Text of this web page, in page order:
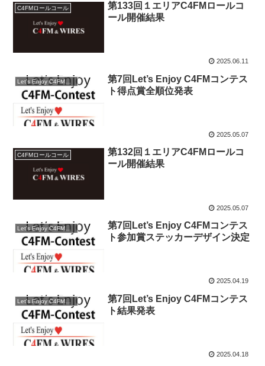
C4FMロールコール
第133回１エリアC4FMロールコ
ール開催結果
2025.06.11
Let’s Enjoy C4FMコンテスト
第7回Let’s Enjoy C4FMコンテス
ト得点賞全順位発表
2025.05.07
C4FMロールコール
第132回１エリアC4FMロールコ
ール開催結果
2025.05.07
Let’s Enjoy C4FMコンテスト
第7回Let’s Enjoy C4FMコンテス
ト参加賞ステッカーデザイン決定
2025.04.19
Let’s Enjoy C4FMコンテスト
第7回Let’s Enjoy C4FMコンテス
ト結果発表
2025.04.18